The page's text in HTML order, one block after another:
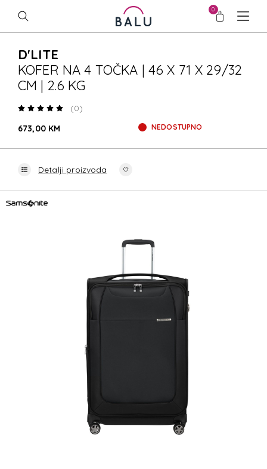
0
D'LITE
KOFER NA 4 TOČKA | 46 X 71 X 29/32
CM | 2.6 KG
(0)
673,00 KM
NEDOSTUPNO
Detalji proizvoda